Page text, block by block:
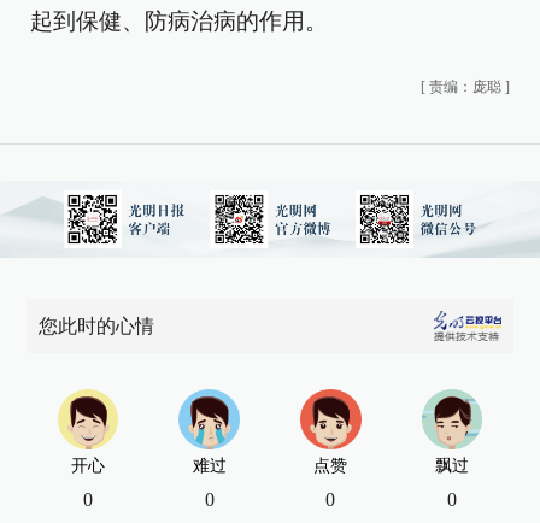
起到保健、防病治病的作用。
[ 责编：庞聪 ]
您此时的心情
开心
0
难过
0
点赞
0
飘过
0